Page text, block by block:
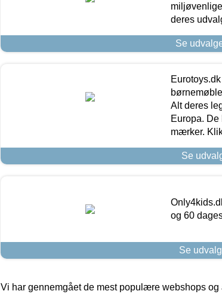
deres
Se
Alt deres
Europa.
mærker.
Se
og 60
Se
Vi har gennemgået de mest populære webshops